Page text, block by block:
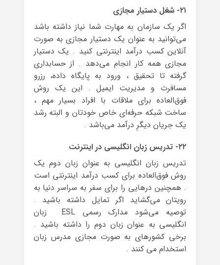
۲۱- شغل دستیار مجازی
اگر یک سازمان به مهارت شما نیاز داشته باشد
می‌توانید به عنوان یک دستیار مجازی به صورت
آنلاین کسب درآمد اینترنتی کنید . یک دستیار
مجازی همه کار انجام می‌دهد . از حسابداری
گرفته تا تحقیق ، ورود به پایگاه داده، رزرو
مسافرت و مدیریت ایمیل . این یک روش
فوق‌العاده برای ملاقات با افراد بسیار مهم ،
ساخت شبکه حرفه‌ای خاص خودتان و البته رشد
یک جریان دیگرِ درآمد می‌باشد .
۲۲- تدریس زبان انگلیسی در اینترنت
تدریس زبان انگلیسی به عنوان زبان دوم یک
روش فوق‌العاده برای کسب درآمد اینترنتی است
. همچنین درهایی را برای سفر به سراسر دنیا به
رویتان می‌گشاید اگر تمایل داشته باشید .
توصیه می‌شود مدارک رسمی ESL زبان
انگلیسی به عنوان زبان دوم را داشته باشید .
برخی کشورهای به صورت مجازی مدرس زبان
استخدام می کنند .